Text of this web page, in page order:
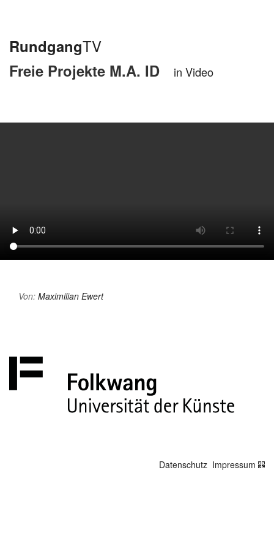
RundgangTV
Freie Projekte M.A. ID
in Video
Von: Maximilian Ewert
Impressum
Datenschutz